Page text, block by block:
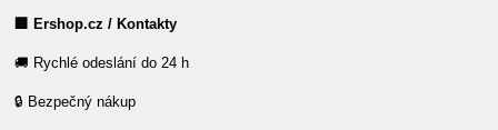
🏢 Ershop.cz / Kontakty
🚚 Rychlé odeslání do 24 h
🔒 Bezpečný nákup